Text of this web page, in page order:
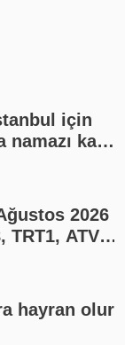
için
namazı kaç
2026
TRT1, ATV
hayran olur